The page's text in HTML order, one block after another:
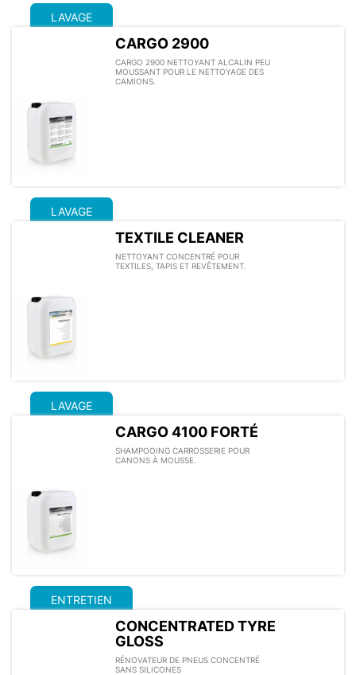
LAVAGE
CARGO 2900
CARGO 2900 NETTOYANT ALCALIN PEU
MOUSSANT POUR LE NETTOYAGE DES
CAMIONS.
LAVAGE
TEXTILE CLEANER
NETTOYANT CONCENTRÉ POUR
TEXTILES, TAPIS ET REVÊTEMENT.
LAVAGE
CARGO 4100 FORTÉ
SHAMPOOING CARROSSERIE POUR
CANONS À MOUSSE.
ENTRETIEN
CONCENTRATED TYRE
GLOSS
RÉNOVATEUR DE PNEUS CONCENTRÉ
SANS SILICONES